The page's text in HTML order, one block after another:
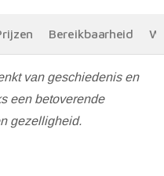
Bereikbaarheid
van geschiedenis en
een betoverende
gezelligheid.